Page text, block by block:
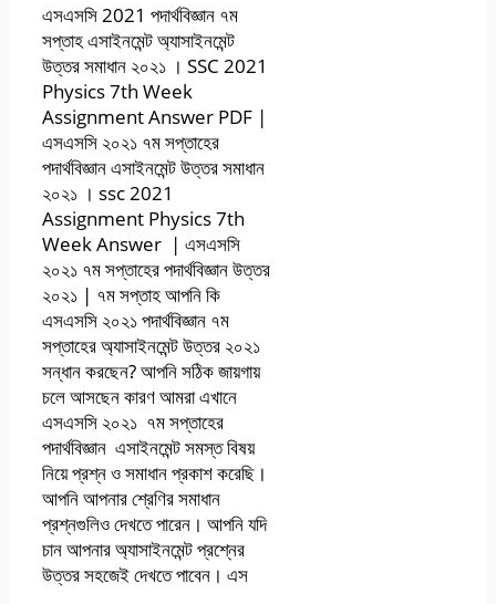
এসএসসি 2021 পদার্থবিজ্ঞান ৭ম
সপ্তাহ এসাইনমেন্ট অ্যাসাইনমেন্ট
উত্তর সমাধান ২০২১ । SSC 2021
Physics 7th Week
Assignment Answer PDF |
এসএসসি ২০২১ ৭ম সপ্তাহের
পদার্থবিজ্ঞান এসাইনমেন্ট উত্তর সমাধান
২০২১ । ssc 2021
Assignment Physics 7th
Week Answer | এসএসসি
২০২১ ৭ম সপ্তাহের পদার্থবিজ্ঞান উত্তর
২০২১ | ৭ম সপ্তাহ আপনি কি
এসএসসি ২০২১ পদার্থবিজ্ঞান ৭ম
সপ্তাহের অ্যাসাইনমেন্ট উত্তর ২০২১
সন্ধান করছেন? আপনি সঠিক জায়গায়
চলে আসছেন কারণ আমরা এখানে
এসএসসি ২০২১ ৭ম সপ্তাহের
পদার্থবিজ্ঞান এসাইনমেন্ট সমস্ত বিষয়
নিয়ে প্রশ্ন ও সমাধান প্রকাশ করেছি।
আপনি আপনার শ্রেণির সমাধান
প্রশ্নগুলিও দেখতে পারেন। আপনি যদি
চান আপনার অ্যাসাইনমেন্ট প্রশ্নের
উত্তর সহজেই দেখতে পাবেন। এস